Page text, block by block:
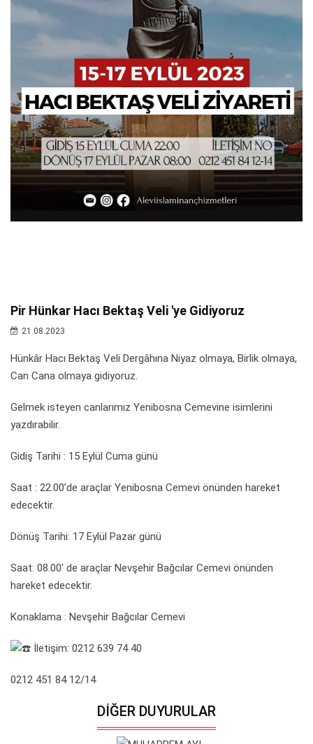
Pir Hünkar Hacı Bektaş Veli 'ye Gidiyoruz
21.08.2023
Hünkâr Hacı Bektaş Veli Dergâhına Niyaz olmaya, Birlik olmaya,
Can Cana olmaya gidiyoruz.
Gelmek isteyen canlarımız Yenibosna Cemevine isimlerini
yazdırabilir.
Gidiş Tarihi : 15 Eylül Cuma günü
Saat : 22.00’de araçlar Yenibosna Cemevi önünden hareket
edecektir.
Dönüş Tarihi: 17 Eylül Pazar günü
Saat: 08.00' de araçlar Nevşehir Bağcılar Cemevi önünden
hareket edecektir.
Konaklama : Nevşehir Bağcılar Cemevi
İletişim: 0212 639 74 40
0212 451 84 12/14
DIĞER DUYURULAR